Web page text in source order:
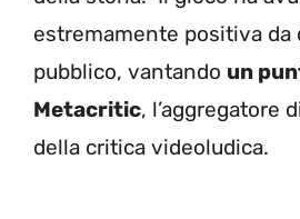
estremamente positiva da
pubblico, vantando un
Metacritic, l’aggregatore
della critica videoludica.